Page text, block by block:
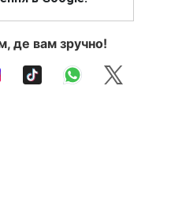
де вам зручно!